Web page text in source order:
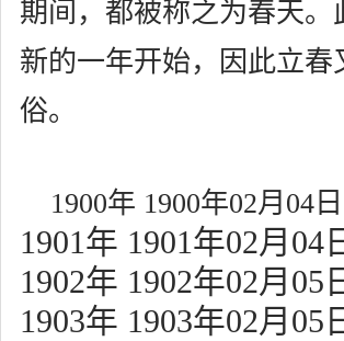
期间，都被称之为春天
新的一年开始，因此立
俗。
1900年 1900年02月04
1901年 1901年02月04
1902年 1902年02月05
1903年 1903年02月05